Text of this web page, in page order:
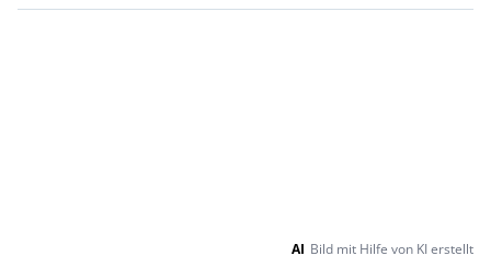
AI Bild mit Hilfe von KI erstellt